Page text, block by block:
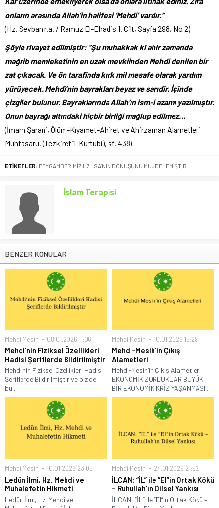
onların arasında Allah’in halifesi ‘Mehdi’ vardır.”
(Hz. Sevban r.a. / Ramuz El-Ehadis 1. Cilt, Sayfa 298, No 2)
Şöyle rivayet edilmiştir: “Şu muhakkak ki ahir zamanda
mağrib memleketinin en uzak mevkiinden Mehdi denilen bir
zat çıkacak. Ve ön tarafinda kırk mil mesafe olarak yardım
yürüyecek. Mehdi’nin bayrakları beyaz ve sarıdir. İçinde
çizgiler bulunur. Bayraklarında Allah’ın ism-i azamı yazılmıştır.
Onun bayrağı altındaki hiçbir birliği mağlup edilmez…
(İmam Şarani, Ölüm-Kıyamet-Ahiret ve Ahirzaman Alametleri
Muhtasaru, (Tezkireti’l-Kurtubi), sf. 438)
ETİKETLER: PEYGAMBERİMİZ HZ. İSA’NIN DÖNÜŞÜNÜ MÜJDELEMİŞTİR
İslam Terapisi
BENZER KONULAR
Mehdi Mesih 08.01.2026 11:06
Mehdi’nin Fiziksel Özellikleri
Hadisi Şeriflerde Bildirilmiştir
Mehdi’nin Fiziksel Özellikleri Hadisi
Şeriflerde Bildirilmiştir ve biz de
bu...
Mehdi Mesih 10.01.2026 15:29
Mehdi-Mesih’in Çıkış
Alametleri
Mehdi-Mesih’in Çıkış Alametleri
EKONOMİK ZORLUKLAR BÜYÜK
BİR EKONOMİK KRİZ YAŞANMASI...
Mehdi Mesih 10.01.2026 23:05
Ledün İlmi, Hz. Mehdi ve
Muhalefetin Hikmeti
Ledün İlmi, Hz. Mehdi ve
Mehdi Mesih 24.01.2026 21:52
İLCAN: “İL” ile “El”in Ortak Kökü
– Ruhullah’ın Dilsel Yankısı
İLCAN: “İL” ile “El”in Ortak Kökü –